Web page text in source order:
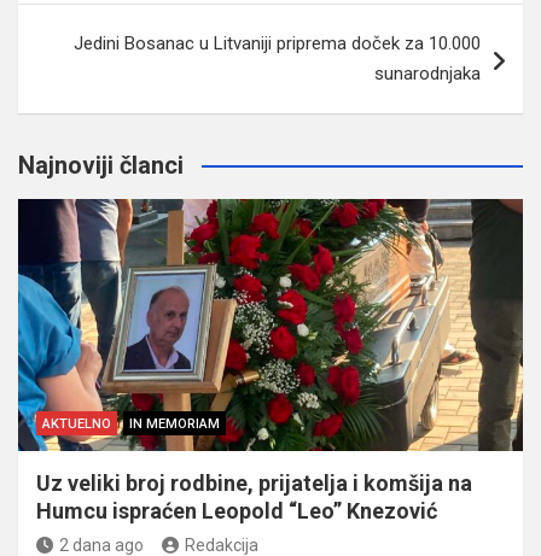
Jedini Bosanac u Litvaniji priprema doček za 10.000
sunarodnjaka
Najnoviji članci
AKTUELNO IN MEMORIAM
Uz veliki broj rodbine, prijatelja i komšija na
Humcu ispraćen Leopold “Leo” Knezović
2 dana ago Redakcija